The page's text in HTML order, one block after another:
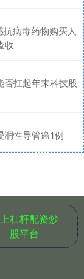
病毒药物购买人
收
否扛起年末科技股
润性导管癌1例
杠杆配资炒
股平台